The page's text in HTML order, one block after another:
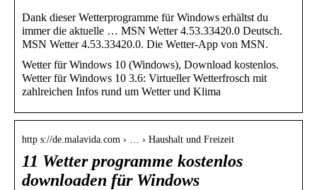
Dank dieser Wetterprogramme für Windows erhältst du
immer die aktuelle … MSN Wetter 4.53.33420.0 Deutsch.
MSN Wetter 4.53.33420.0. Die Wetter-App von MSN.
Wetter für Windows 10 (Windows), Download kostenlos.
Wetter für Windows 10 3.6: Virtueller Wetterfrosch mit
zahlreichen Infos rund um Wetter und Klima
http s://de.malavida.com › … › Haushalt und Freizeit
11 Wetter programme kostenlos
downloaden für Windows